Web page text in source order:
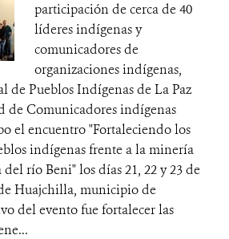
participación de cerca de 40
líderes indígenas y
comunicadores de
organizaciones indígenas,
de Pueblos Indígenas de La Paz
de Comunicadores indígenas
el encuentro "Fortaleciendo los
indígenas frente a la minería
río Beni" los días 21, 22 y 23 de
Huajchilla, municipio de
del evento fue fortalecer las